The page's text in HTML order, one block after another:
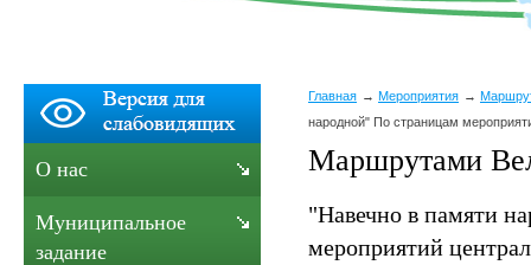
Главная Мероприятия
народной" По страницам
Маршрутами
"Навечно в памяти
мероприятий
О нас
Муниципальное
задание